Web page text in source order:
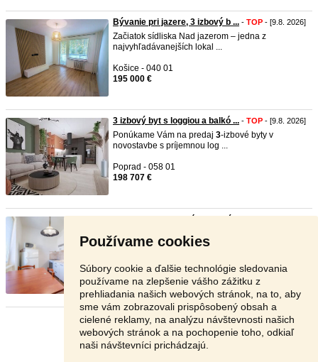
Používame cookies
Súbory cookie a ďalšie technológie sledovania
používame na zlepšenie vášho zážitku z
prehliadania našich webových stránok, na to, aby
sme vám zobrazovali prispôsobený obsah a
cielené reklamy, na analýzu návštevnosti našich
webových stránok a na pochopenie toho, odkiaľ
naši návštevníci prichádzajú.
Bývanie pri jazere, 3 izbový b ... - TOP - [9.8. 2026]
Začiatok sídliska Nad jazerom – jedna z
najvyhľadávanejších lokal ...
Košice - 040 01
195 000 €
3 izbový byt s loggiou a balkó ... - TOP - [9.8. 2026]
Ponúkame Vám na predaj 3-izbové byty v
novostavbe s príjemnou log ...
Poprad - 058 01
198 707 €
Realitní makléri Peter Heriban a Klaudia
Heribanová Vám ponúkajú ...
Košice - 040 01
Stránka: 1 2 3 Ďalšia